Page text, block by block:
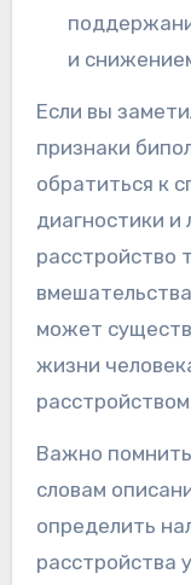
и
Если вы
признаки
обратиться к
диагностики и
расстройство
может
жизни
Важно
словам
определить
расстройства